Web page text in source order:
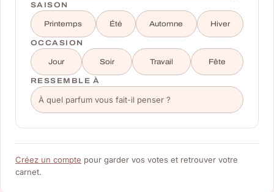
SAISON
Printemps Été Automne Hiver
OCCASION
Jour Soir Travail Fête
RESSEMBLE À
Créez un compte pour garder vos votes et retrouver votre
carnet.